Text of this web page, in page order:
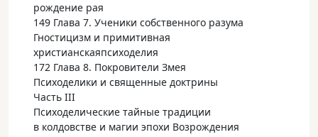
рождение рая
149 Глава 7. Ученики собственного разума
Гностицизм и примитивная
христианскаяпсиходелия
172 Глава 8. Покровители Змея
Психоделики и священные доктрины
Часть III
Психоделические тайные традиции
в колдовстве и магии эпохи Возрождения